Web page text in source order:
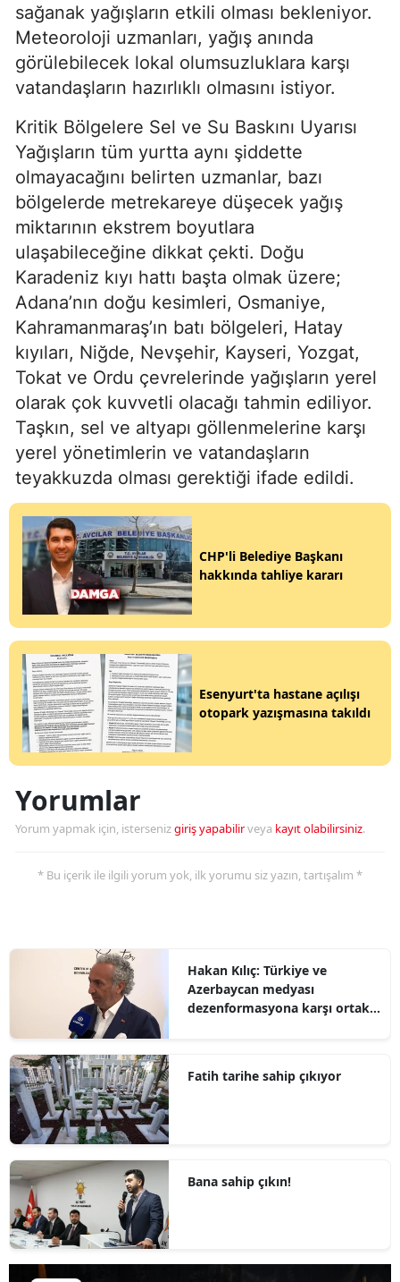
sağanak yağışların etkili olması bekleniyor.
Meteoroloji uzmanları, yağış anında
görülebilecek lokal olumsuzluklara karşı
vatandaşların hazırlıklı olmasını istiyor.
Kritik Bölgelere Sel ve Su Baskını Uyarısı
Yağışların tüm yurtta aynı şiddette
olmayacağını belirten uzmanlar, bazı
bölgelerde metrekareye düşecek yağış
miktarının ekstrem boyutlara
ulaşabileceğine dikkat çekti. Doğu
Karadeniz kıyı hattı başta olmak üzere;
Adana’nın doğu kesimleri, Osmaniye,
Kahramanmaraş’ın batı bölgeleri, Hatay
kıyıları, Niğde, Nevşehir, Kayseri, Yozgat,
Tokat ve Ordu çevrelerinde yağışların yerel
olarak çok kuvvetli olacağı tahmin ediliyor.
Taşkın, sel ve altyapı göllenmelerine karşı
yerel yönetimlerin ve vatandaşların
teyakkuzda olması gerektiği ifade edildi.
CHP'li Belediye Başkanı
hakkında tahliye kararı
Esenyurt'ta hastane açılışı
otopark yazışmasına takıldı
Yorumlar
Yorum yapmak için, istersenizgiriş yapabilirveya kayıt olabilirsiniz.
* Bu içerik ile ilgili yorum yok, ilk yorumu siz yazın, tartışalım *
Hakan Kılıç: Türkiye ve
Azerbaycan medyası
dezenformasyona karşı ortak
Fatih tarihe sahip çıkıyor
Bana sahip çıkın!